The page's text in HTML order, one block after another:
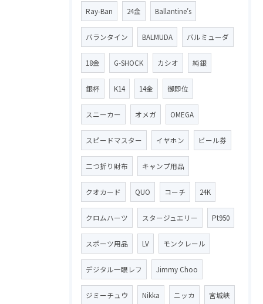
Ray-Ban 24金 Ballantine′s
バランタイン BALMUDA バルミューダ
18金 G-SHOCK カシオ 純銀
銀杯 K14 14金 御即位
スニーカー オメガ OMEGA
スピードマスター イヤホン ビール券
二つ折り財布 キャンプ用品
クオカード QUO コーチ 24K
クロムハーツ スタージュエリー Pt950
スポーツ用品 LV モンクレール
デジタル一眼レフ Jimmy Choo
ジミーチュウ Nikka ニッカ 宮城峡